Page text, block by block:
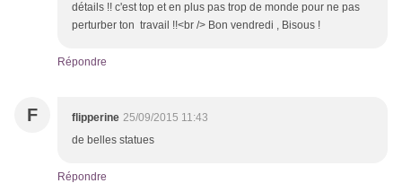
détails !! c'est top et en plus pas trop de monde pour ne pas
perturber ton travail !!<br /> Bon vendredi , Bisous !
Répondre
F flipperine 25/09/2015 11:43
de belles statues
Répondre